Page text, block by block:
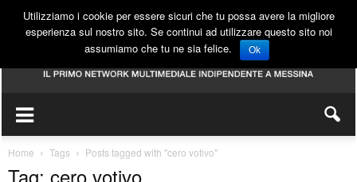
Home Tags Posts tagged with "cero votivo"
Tag: cero votivo
Utilizziamo i cookie per essere sicuri che tu possa avere la migliore
esperienza sul nostro sito. Se continui ad utilizzare questo sito noi
assumiamo che tu ne sia felice.
Ok